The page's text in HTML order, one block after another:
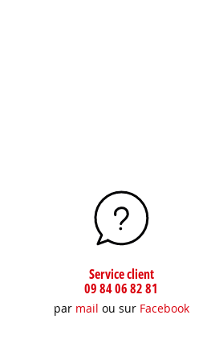
Service client
09 84 06 82 81
par mail ou sur Facebook